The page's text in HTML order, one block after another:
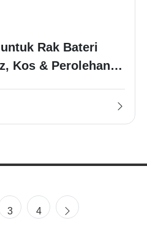
Rak Bateri
Kos & Perolehan
3 4